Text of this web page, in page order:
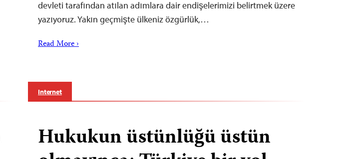
devleti tarafından atılan adımlara dair endişelerimizi belirtmek üzere
yazıyoruz. Yakın geçmişte ülkeniz özgürlük,…
Read More ›
Internet
Hukukun üstünlüğü üstün